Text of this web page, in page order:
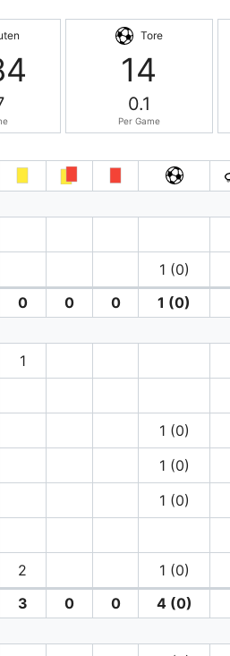
Tore
14
0.1
Per Game
1 (0)
0 0 0 1 (0)
1
1 (0)
1 (0)
1 (0)
2 1 (0)
3 0 0 4 (0)